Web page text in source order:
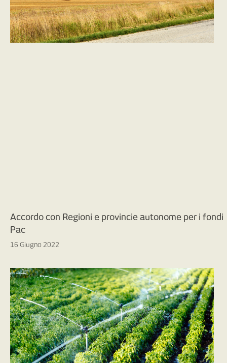
Accordo con Regioni e provincie autonome per i fondi
Pac
16 Giugno 2022